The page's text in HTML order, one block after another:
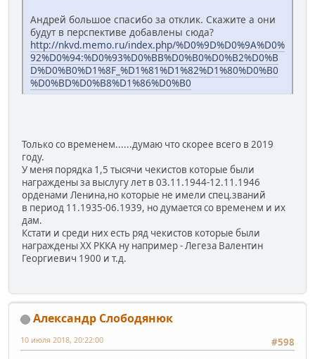
Андрей большое спасибо за отклик. Скажите а они
будут в перспективе добавлены сюда?
http://nkvd.memo.ru/index.php/%D0%9D%D0%9A%D0%
92%D0%94:%D0%93%D0%BB%D0%B0%D0%B2%D0%B
D%D0%B0%D1%8F_%D1%81%D1%82%D1%80%D0%B0
%D0%BD%D0%B8%D1%86%D0%B0
Только со временем......думаю что скорее всего в 2019
году.
У меня порядка 1,5 тысячи чекистов которые были
награждены за выслугу лет в 03.11.1944-12.11.1946
орденами Ленина,но которые не имели спец.званий
в период 11.1935-06.1939, но думается со временем и их
дам.
Кстати и среди них есть ряд чекистов которые были
награждены ХХ РККА ну например - Легеза Валентин
Георгиевич 1900 и т.д.
Александр Слободянюк
#598
10 июля 2018, 20:22:00